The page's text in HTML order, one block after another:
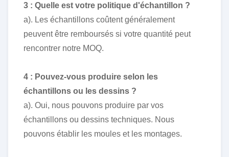
3 : Quelle est votre politique d'échantillon ?
a). Les échantillons coûtent généralement
peuvent être remboursés si votre quantité peut
rencontrer notre MOQ.
4 : Pouvez-vous produire selon les
échantillons ou les dessins ?
a). Oui, nous pouvons produire par vos
échantillons ou dessins techniques. Nous
pouvons établir les moules et les montages.